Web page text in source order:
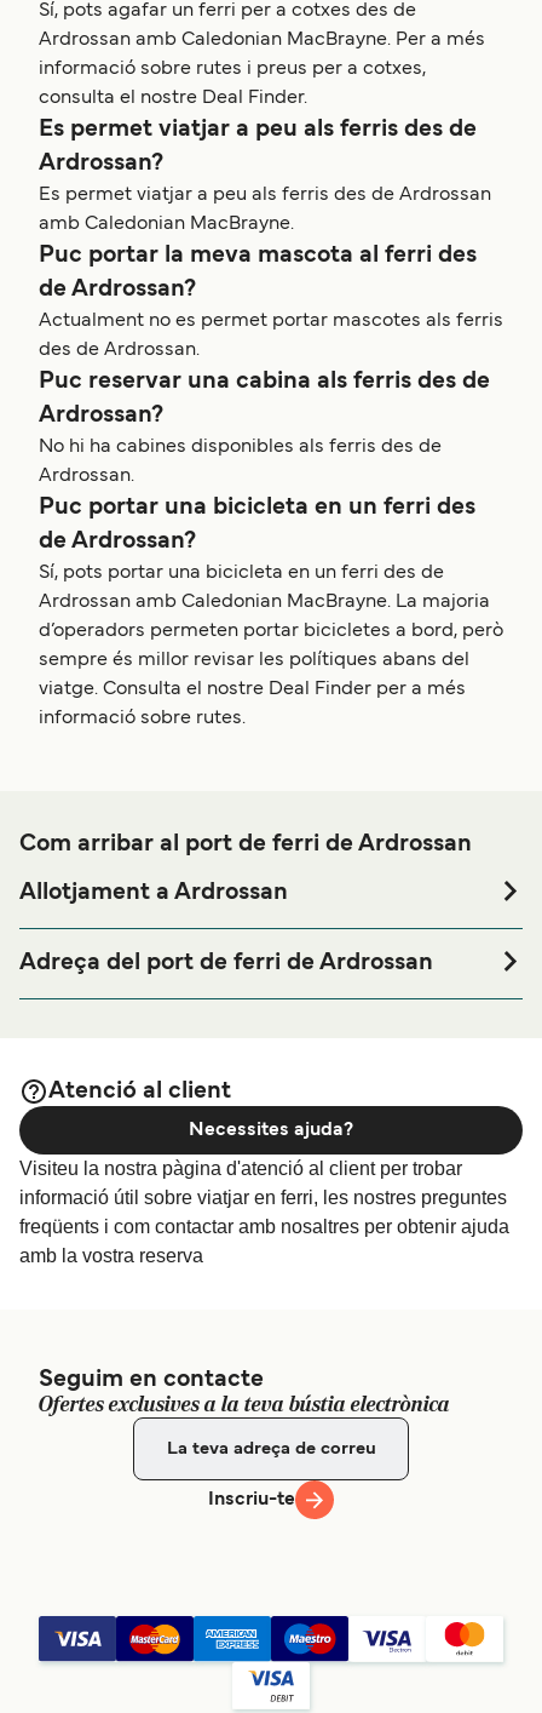
Sí, pots agafar un ferri per a cotxes des de
Ardrossan amb Caledonian MacBrayne. Per a més
informació sobre rutes i preus per a cotxes,
consulta el nostre Deal Finder.
Es permet viatjar a peu als ferris des de
Ardrossan?
Es permet viatjar a peu als ferris des de Ardrossan
amb Caledonian MacBrayne.
Puc portar la meva mascota al ferri des
de Ardrossan?
Actualment no es permet portar mascotes als ferris
des de Ardrossan.
Puc reservar una cabina als ferris des de
Ardrossan?
No hi ha cabines disponibles als ferris des de
Ardrossan.
Puc portar una bicicleta en un ferri des
de Ardrossan?
Sí, pots portar una bicicleta en un ferri des de
Ardrossan amb Caledonian MacBrayne. La majoria
d’operadors permeten portar bicicletes a bord, però
sempre és millor revisar les polítiques abans del
viatge. Consulta el nostre Deal Finder per a més
informació sobre rutes.
Com arribar al port de ferri de Ardrossan
Allotjament a Ardrossan
prop del port de ferri de Ardrossan o busques allotjament
durant tota la teva estada, visita la nostra pàgina de
Adreça del port de ferri de Ardrossan
Atenció al client
Visiteu la nostra pàgina d'atenció al client per trobar
informació útil sobre viatjar en ferri, les nostres preguntes
freqüents i com contactar amb nosaltres per obtenir ajuda
amb la vostra reserva
Necessites ajuda?
Seguim en contacte
Ofertes exclusives a la teva bústia electrònica
Inscriu-te